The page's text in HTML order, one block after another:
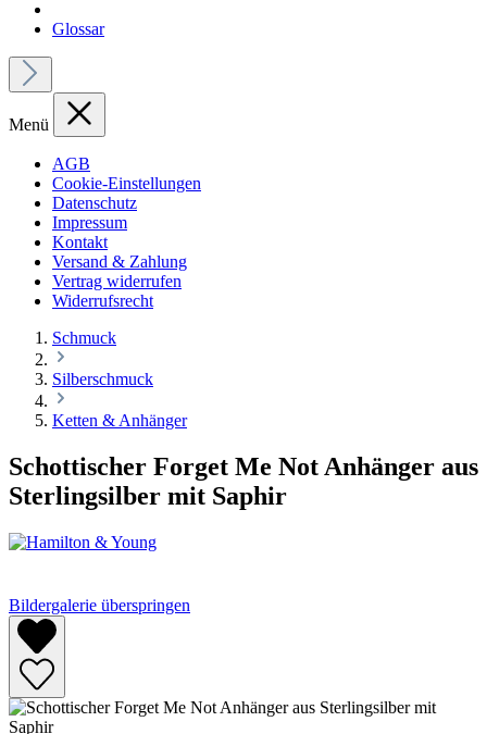
Glossar
Menü
AGB
Cookie-Einstellungen
Datenschutz
Impressum
Kontakt
Versand & Zahlung
Vertrag widerrufen
Widerrufsrecht
Schmuck
Silberschmuck
Ketten & Anhänger
Schottischer Forget Me Not Anhänger aus
Sterlingsilber mit Saphir
Bildergalerie überspringen